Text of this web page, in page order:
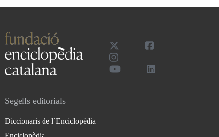
Segells editorials
Diccionaris de l`Enciclopèdia
Enciclopèdia